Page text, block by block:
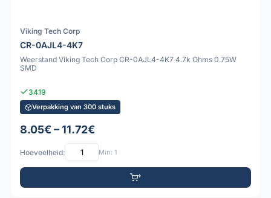
Viking Tech Corp
CR-0AJL4-4K7
Weerstand Viking Tech Corp CR-0AJL4-4K7 4.7k Ohms 0.75W
SMD
3419
Verpakking van 300 stuks
8.05€ – 11.72€
Hoeveelheid: Min: 1